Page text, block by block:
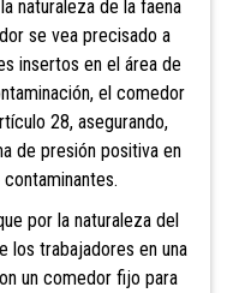
naturaleza de la faena
se vea precisado a
insertos en el área de
el comedor
28, asegurando,
de presión positiva en
por la naturaleza del
los trabajadores en una
un comedor fijo para